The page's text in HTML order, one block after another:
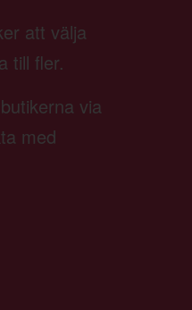
att välja
till fler.
via
med